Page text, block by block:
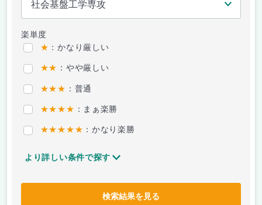
楽単度
★ ：かなり厳しい
★★ ：やや厳しい
★★★ ：普通
★★★★ ：まぁ楽勝
★★★★★ ：かなり楽勝
より詳しい条件で探す
検索結果を見る